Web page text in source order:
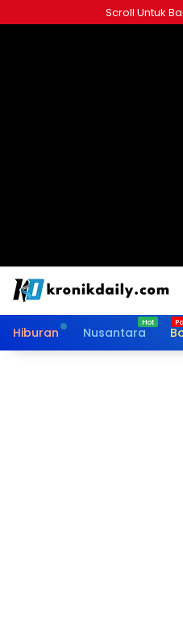
ke
Scroll Untuk
Hiburan Nusantara